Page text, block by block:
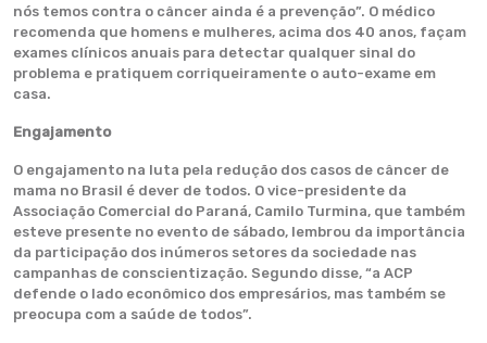
nós temos contra o câncer ainda é a prevenção”. O médico
recomenda que homens e mulheres, acima dos 40 anos, façam
exames clínicos anuais para detectar qualquer sinal do
problema e pratiquem corriqueiramente o auto-exame em
casa.
Engajamento
O engajamento na luta pela redução dos casos de câncer de
mama no Brasil é dever de todos. O vice-presidente da
Associação Comercial do Paraná, Camilo Turmina, que também
esteve presente no evento de sábado, lembrou da importância
da participação dos inúmeros setores da sociedade nas
campanhas de conscientização. Segundo disse, “a ACP
defende o lado econômico dos empresários, mas também se
preocupa com a saúde de todos”.